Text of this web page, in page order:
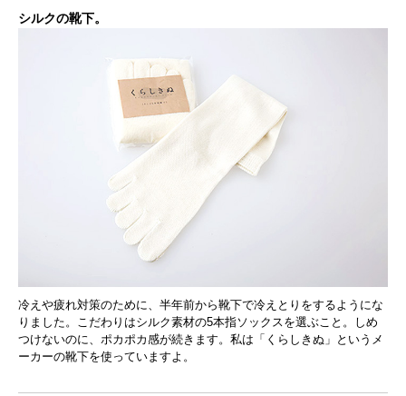
シルクの靴下。
冷えや疲れ対策のために、半年前から靴下で冷えとりをするようにな
りました。こだわりはシルク素材の5本指ソックスを選ぶこと。しめ
つけないのに、ポカポカ感が続きます。私は「くらしきぬ」というメ
ーカーの靴下を使っていますよ。